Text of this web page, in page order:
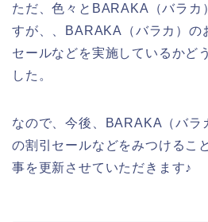
ただ、色々とBARAKA（バラカ
すが、、BARAKA（バラカ）の
セールなどを実施しているかど
した。
なので、今後、BARAKA（バラ
の割引セールなどをみつけるこ
事を更新させていただきます♪